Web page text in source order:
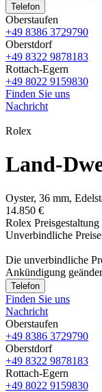
Telefon
Oberstaufen
+49 8386 3729790
Oberstdorf
+49 8322 9878183
Rottach-Egern
+49 8022 9159830
Finden Sie uns
Nachricht
Rolex
Land-
Oyster, 36 mm,
14.850 €
Rolex Preisgestaltung
Unverbindliche
Die unverbindliche
Ankündigung
Telefon
Finden Sie uns
Nachricht
Oberstaufen
+49 8386 3729790
Oberstdorf
+49 8322 9878183
Rottach-Egern
+49 8022 9159830